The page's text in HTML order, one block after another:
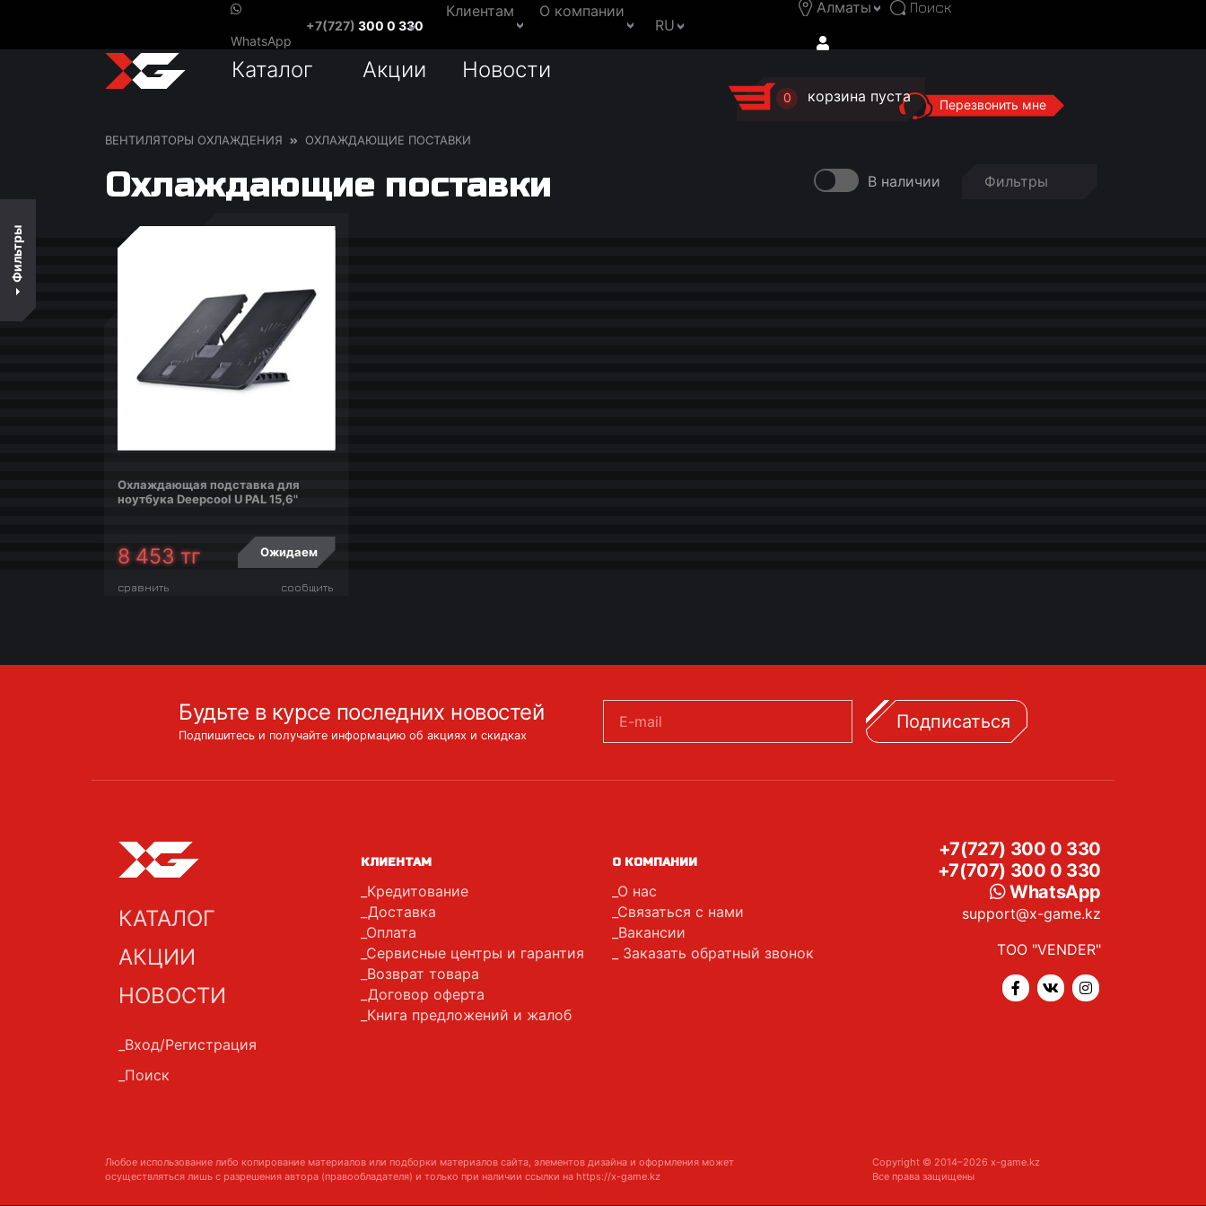
WhatsApp
+7(727) 300 0 330
Клиентам
О компании
RU
Алматы
0 корзина пуста Перезвонить мне
Каталог Акции Новости
ВЕНТИЛЯТОРЫ ОХЛАЖДЕНИЯ ОХЛАЖДАЮЩИЕ ПОСТАВКИ
Фильтры
По названию
Фильтры
В наличии
Охлаждающие поставки
Охлаждающая подставка для
ноутбука Deepcool U PAL 15,6"
Ожидаем
8 453 тг
сравнить сообщить
Будьте в курсе последних новостей
Подпишитесь и получайте информацию об акциях и скидках
E-mail Подписаться
КАТАЛОГ
АКЦИИ
НОВОСТИ
Вход/Регистрация
Поиск
КЛИЕНТАМ
Кредитование
Доставка
Оплата
Сервисные центры и гарантия
Возврат товара
Договор оферта
Книга предложений и жалоб
О КОМПАНИИ
О нас
Связаться с нами
Вакансии
Заказать обратный звонок
+7(727) 300 0 330
+7(707) 300 0 330
WhatsApp
support@x-game.kz
ТОО "VENDER"
Любое использование либо копирование материалов или подборки материалов сайта, элементов дизайна и оформления может
осуществляться лишь с разрешения автора (правообладателя) и только при наличии ссылки на https://x-game.kz
Copyright © 2014–2026 x-game.kz
Все права защищены